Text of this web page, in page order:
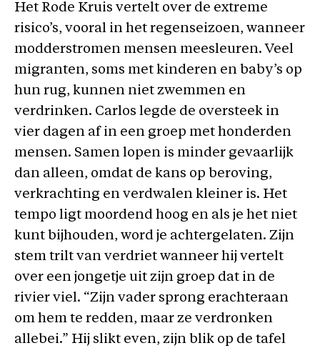
Het Rode Kruis vertelt over de extreme
risico’s, vooral in het regenseizoen, wanneer
modderstromen mensen meesleuren. Veel
migranten, soms met kinderen en baby’s op
hun rug, kunnen niet zwemmen en
verdrinken. Carlos legde de oversteek in
vier dagen af in een groep met honderden
mensen. Samen lopen is minder gevaarlijk
dan alleen, omdat de kans op beroving,
verkrachting en verdwalen kleiner is. Het
tempo ligt moordend hoog en als je het niet
kunt bijhouden, word je achtergelaten. Zijn
stem trilt van verdriet wanneer hij vertelt
over een jongetje uit zijn groep dat in de
rivier viel. “Zijn vader sprong erachteraan
om hem te redden, maar ze verdronken
allebei.” Hij slikt even, zijn blik op de tafel